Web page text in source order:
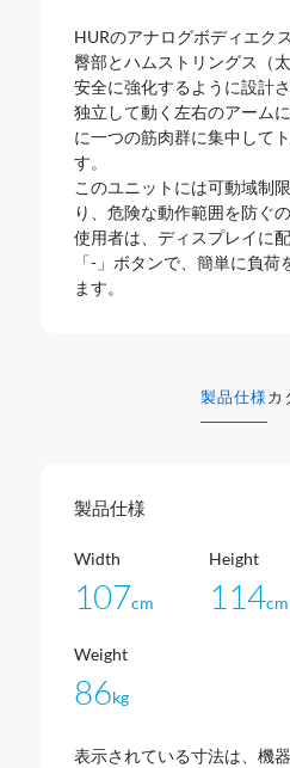
HURのアナログボディエク
臀部とハムストリングス（
安全に強化するように設計さ
独立して動く左右のアーム
に一つの筋肉群に集中して
す。
このユニットには可動域制
り、危険な動作範囲を防ぐ
使用者は、ディスプレイに
「-」ボタンで、簡単に負荷
ます。
製品仕様 カ
製品仕様
Width
107cm
Height
114cm
Weight
86kg
表示されている寸法は、機